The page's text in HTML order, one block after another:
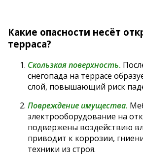
Какие опасности несёт
терраса?
Скользкая поверхность.
снегопада на террасе
слой, повышающий риск
Повреждение имущества.
электрооборудование на
подвержены воздействию
приводит к коррозии,
техники из строя.